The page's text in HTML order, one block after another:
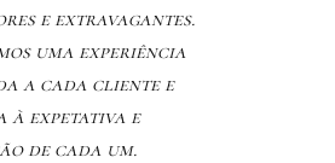
e extravagantes.
uma experiência
a cada cliente e
à expetativa e
de cada um.